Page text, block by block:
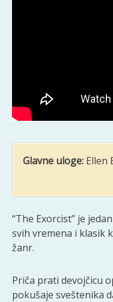
Glavne uloge: Ellen
“The Exorcist” je
svih vremena i klasik
žanr.
Priča prati devojčicu
pokušaje sveštenika